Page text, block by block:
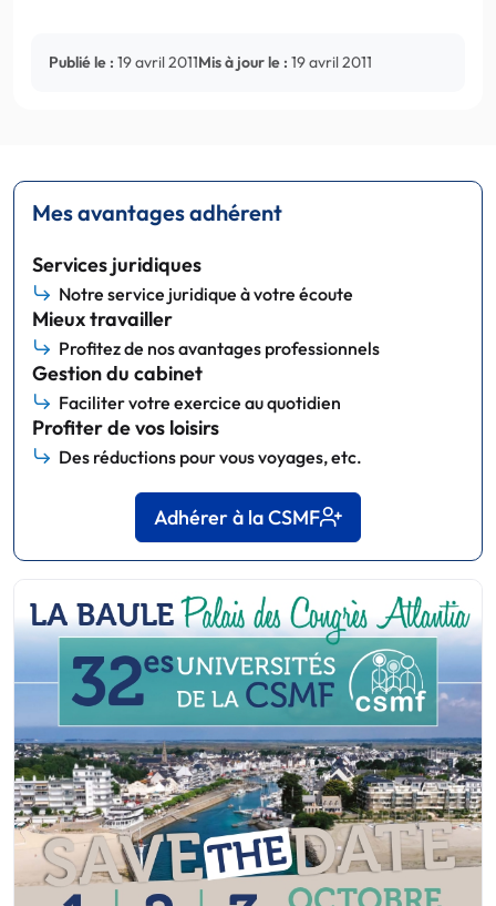
Publié le : 19 avril 2011Mis à jour le : 19 avril 2011
Mes avantages adhérent
Services juridiques
Notre service juridique à votre écoute
Mieux travailler
Profitez de nos avantages professionnels
Gestion du cabinet
Faciliter votre exercice au quotidien
Profiter de vos loisirs
Des réductions pour vous voyages, etc.
Adhérer à la CSMF